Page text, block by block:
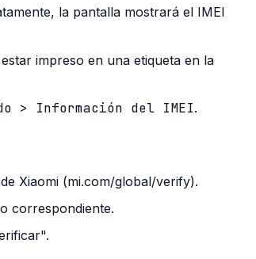
la pantalla mostrará el IMEI
impreso en una etiqueta en la
> Información del IMEI.
Xiaomi (mi.com/global/verify).
correspondiente.